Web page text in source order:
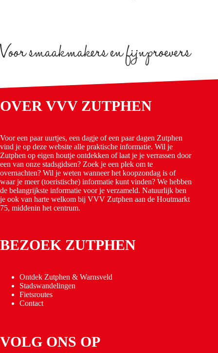
OVER VVV ZUTPHEN
Voor een paar uurtjes, een dagje of een paar dagen Zutphen
vind je op deze website alle praktische informatie. Wil je
Zutphen op eigen houtje ontdekken of laat je je verrassen door
een van onze stadsgidsen? Zoek je een plek om te
overnachten? Wil je weten wanneer het koopzondag is of
waar je meer (toeristische) informatie kunt vinden? We hebben
de belangrijkste informatie voor je verzameld. Natuurlijk ben
je ook van harte welkom bij VVV Zutphen aan de Houtmarkt
75, middenin het centrum.
BEZOEK ZUTPHEN
Ontdek Zutphen & Warnsveld
Stadswandelingen
Fietsroutes
Contact
VOLG ONS OP